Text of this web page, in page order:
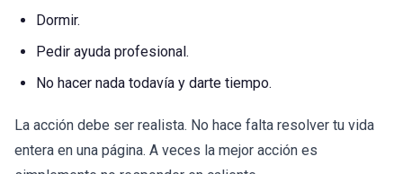
Dormir.
Pedir ayuda profesional.
No hacer nada todavía y darte tiempo.
La acción debe ser realista. No hace falta resolver tu vida
entera en una página. A veces la mejor acción es